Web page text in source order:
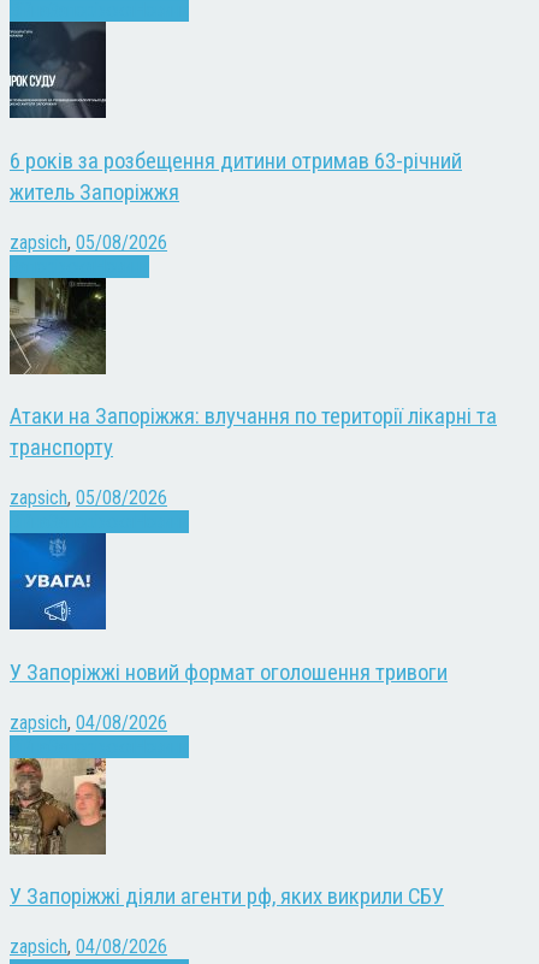
6 років за розбещення дитини отримав 63-річний
житель Запоріжжя
zapsich, 05/08/2026
Атаки на Запоріжжя: влучання по території лікарні та
транспорту
zapsich, 05/08/2026
У Запоріжжі новий формат оголошення тривоги
zapsich, 04/08/2026
У Запоріжжі діяли агенти рф, яких викрили СБУ
zapsich, 04/08/2026